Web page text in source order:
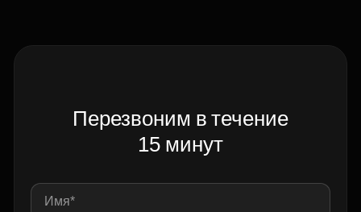
Перезвоним в течение
15 минут